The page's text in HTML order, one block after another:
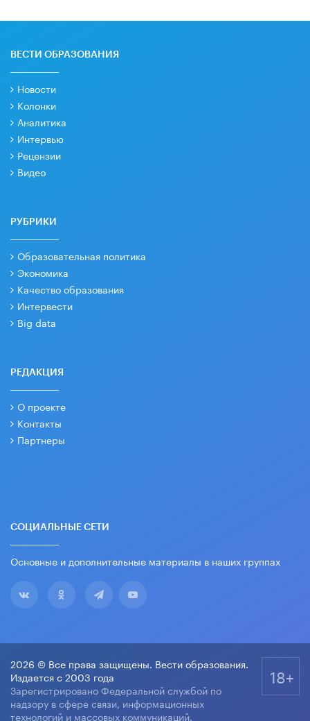
ВЕСТИ ОБРАЗОВАНИЯ
Новости
Колонки
Аналитика
Интервью
Рецензии
Видео
РУБРИКИ
Образовательная политика
Экономика
Качество образования
Интервести
Big data
РЕДАКЦИЯ
О проекте
Контакты
Партнеры
СОЦИАЛЬНЫЕ СЕТИ
Основные и дополнительные материалы в наших группах
2026 © Все права защищены. Вести образования.
Издается с 2003 года
Зарегистрировано Федеральной службой по
надзору в сфере связи, информационных
технологий и массовых коммуникаций.
18+